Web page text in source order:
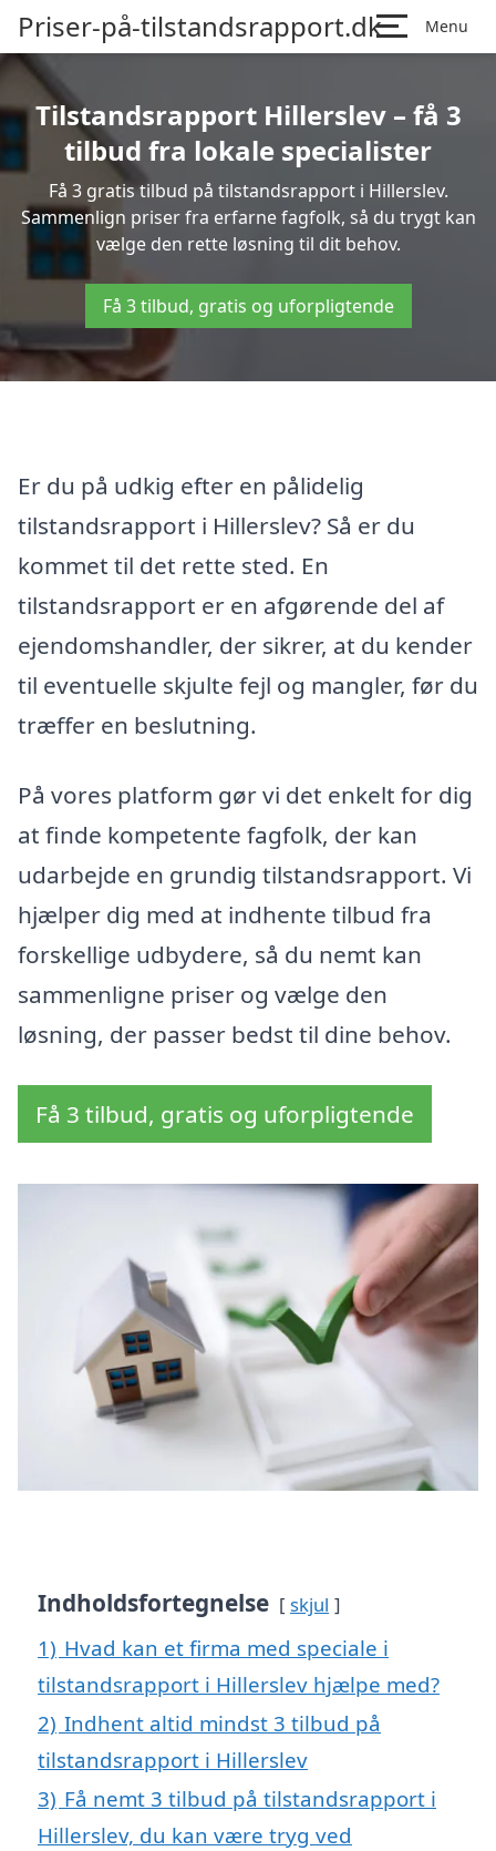
Priser-på-tilstandsrapport.dk Menu
Tilstandsrapport Hillerslev – få 3
tilbud fra lokale specialister
Få 3 gratis tilbud på tilstandsrapport i Hillerslev.
Sammenlign priser fra erfarne fagfolk, så du trygt kan
vælge den rette løsning til dit behov.
Få 3 tilbud, gratis og uforpligtende
Er du på udkig efter en pålidelig
tilstandsrapport i Hillerslev? Så er du
kommet til det rette sted. En
tilstandsrapport er en afgørende del af
ejendomshandler, der sikrer, at du kender
til eventuelle skjulte fejl og mangler, før du
træffer en beslutning.
På vores platform gør vi det enkelt for dig
at finde kompetente fagfolk, der kan
udarbejde en grundig tilstandsrapport. Vi
hjælper dig med at indhente tilbud fra
forskellige udbydere, så du nemt kan
sammenligne priser og vælge den
løsning, der passer bedst til dine behov.
Få 3 tilbud, gratis og uforpligtende
Indholdsfortegnelse skjul
1) Hvad kan et firma med speciale i
tilstandsrapport i Hillerslev hjælpe med?
2) Indhent altid mindst 3 tilbud på
tilstandsrapport i Hillerslev
3) Få nemt 3 tilbud på tilstandsrapport i
Hillerslev, du kan være tryg ved